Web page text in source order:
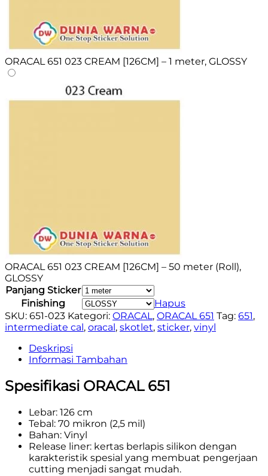
ORACAL 651 023 CREAM [126CM] – 1 meter, GLOSSY
ORACAL 651 023 CREAM [126CM] – 50 meter (Roll),
GLOSSY
Panjang Sticker
Finishing
Hapus
SKU: 651-023 Kategori: ORACAL, ORACAL 651 Tag: 651,
intermediate cal, oracal, skotlet, sticker, vinyl
Deskripsi
Informasi Tambahan
Spesifikasi ORACAL 651
Lebar: 126 cm
Tebal: 70 mikron (2,5 mil)
Bahan: Vinyl
Release liner: kertas berlapis silikon dengan
karakteristik spesial yang membuat pengerjaan
cutting menjadi sangat mudah.